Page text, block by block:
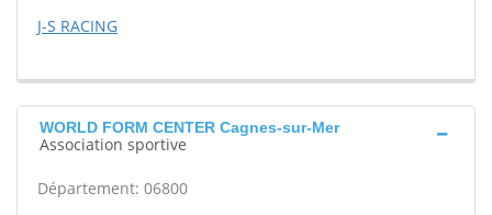
J-S RACING
WORLD FORM CENTER Cagnes-sur-Mer
Association sportive
Département: 06800